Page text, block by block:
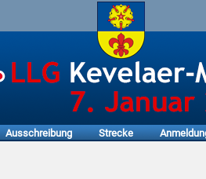
Ausschreibung Strecke